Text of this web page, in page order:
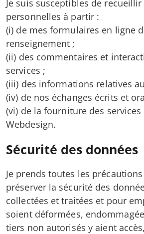
Je suis susceptibles de
personnelles à partir :
(i) de mes formulaires en ligne
renseignement ;
(ii) des commentaires et
services ;
(iii) des informations relatives
(iv) de nos échanges écrits et
(vi) de la fourniture des services
Webdesign.
Sécurité des données
Je prends toutes les
préserver la sécurité des
collectées et traitées et pour
soient déformées,
tiers non autorisés y aient